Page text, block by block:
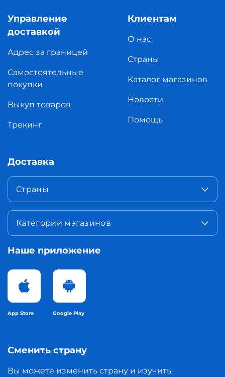
Управление
доставкой
Адрес за границей
Самостоятельные
покупки
Выкуп товаров
Трекинг
Клиентам
О нас
Страны
Каталог магазинов
Новости
Помощь
Доставка
Страны
Категории магазинов
Наше приложение
App Store Google Play
Сменить страну
Вы можете изменить страну и изучить